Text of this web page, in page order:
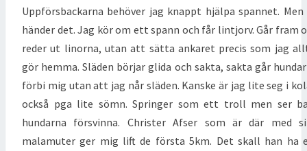
Uppförsbackarna behöver jag knappt hjälpa spannet. Men
händer det. Jag kör om ett spann och får lintjorv. Går fram
reder ut linorna, utan att sätta ankaret precis som jag
gör hemma. Släden börjar glida och sakta, sakta går
förbi mig utan att jag når släden. Kanske är jag lite seg i
också pga lite sömn. Springer som ett troll men ser
hundarna försvinna. Christer Afser som är där med
malamuter ger mig lift de första 5km. Det skall han ha